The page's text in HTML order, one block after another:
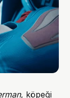
, köpeği